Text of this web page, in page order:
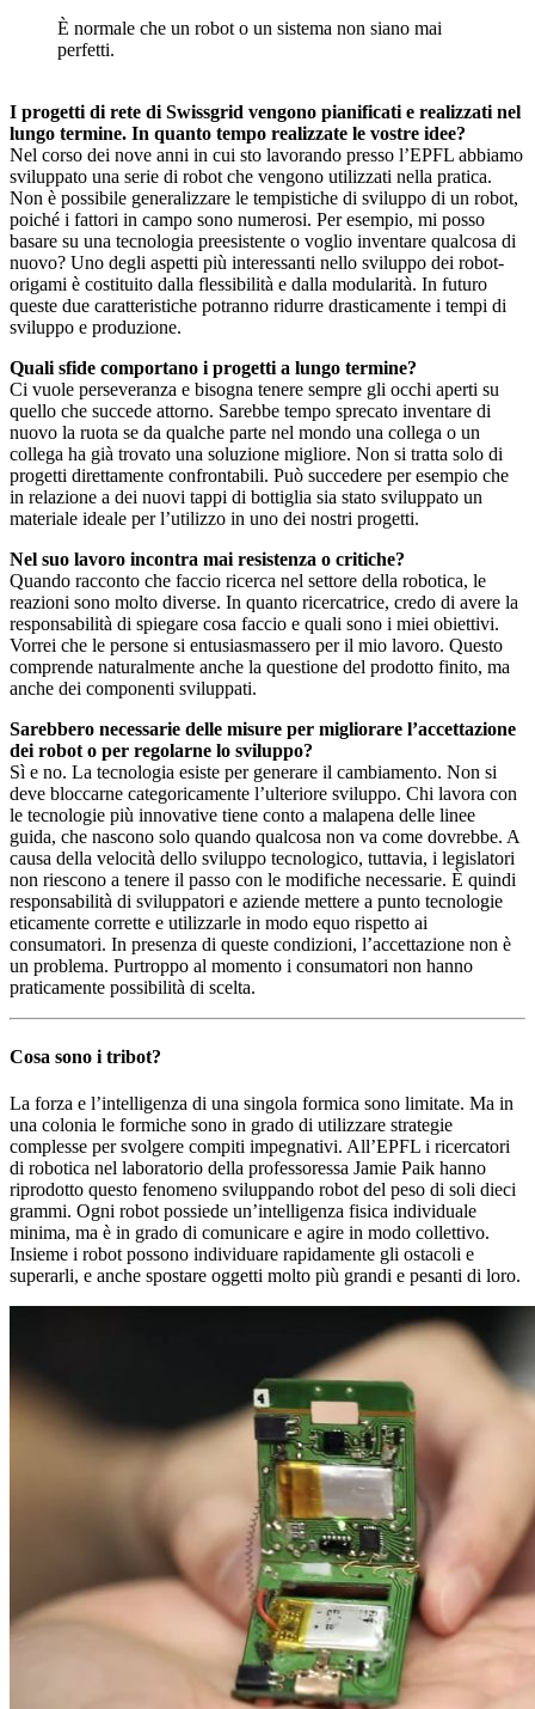
È normale che un robot o un sistema non siano mai
perfetti.
I progetti di rete di Swissgrid vengono pianificati e realizzati nel
lungo termine. In quanto tempo realizzate le vostre idee?
Nel corso dei nove anni in cui sto lavorando presso l’EPFL abbiamo
sviluppato una serie di robot che vengono utilizzati nella pratica.
Non è possibile generalizzare le tempistiche di sviluppo di un robot,
poiché i fattori in campo sono numerosi. Per esempio, mi posso
basare su una tecnologia preesistente o voglio inventare qualcosa di
nuovo? Uno degli aspetti più interessanti nello sviluppo dei robot-
origami è costituito dalla flessibilità e dalla modularità. In futuro
queste due caratteristiche potranno ridurre drasticamente i tempi di
sviluppo e produzione.
Quali sfide comportano i progetti a lungo termine?
Ci vuole perseveranza e bisogna tenere sempre gli occhi aperti su
quello che succede attorno. Sarebbe tempo sprecato inventare di
nuovo la ruota se da qualche parte nel mondo una collega o un
collega ha già trovato una soluzione migliore. Non si tratta solo di
progetti direttamente confrontabili. Può succedere per esempio che
in relazione a dei nuovi tappi di bottiglia sia stato sviluppato un
materiale ideale per l’utilizzo in uno dei nostri progetti.
Nel suo lavoro incontra mai resistenza o critiche?
Quando racconto che faccio ricerca nel settore della robotica, le
reazioni sono molto diverse. In quanto ricercatrice, credo di avere la
responsabilità di spiegare cosa faccio e quali sono i miei obiettivi.
Vorrei che le persone si entusiasmassero per il mio lavoro. Questo
comprende naturalmente anche la questione del prodotto finito, ma
anche dei componenti sviluppati.
Sarebbero necessarie delle misure per migliorare l’accettazione
dei robot o per regolarne lo sviluppo?
Sì e no. La tecnologia esiste per generare il cambiamento. Non si
deve bloccarne categoricamente l’ulteriore sviluppo. Chi lavora con
le tecnologie più innovative tiene conto a malapena delle linee
guida, che nascono solo quando qualcosa non va come dovrebbe. A
causa della velocità dello sviluppo tecnologico, tuttavia, i legislatori
non riescono a tenere il passo con le modifiche necessarie. È quindi
responsabilità di sviluppatori e aziende mettere a punto tecnologie
eticamente corrette e utilizzarle in modo equo rispetto ai
consumatori. In presenza di queste condizioni, l’accettazione non è
un problema. Purtroppo al momento i consumatori non hanno
praticamente possibilità di scelta.
Cosa sono i tribot?
La forza e l’intelligenza di una singola formica sono limitate. Ma in
una colonia le formiche sono in grado di utilizzare strategie
complesse per svolgere compiti impegnativi. All’EPFL i ricercatori
di robotica nel laboratorio della professoressa Jamie Paik hanno
riprodotto questo fenomeno sviluppando robot del peso di soli dieci
grammi. Ogni robot possiede un’intelligenza fisica individuale
minima, ma è in grado di comunicare e agire in modo collettivo.
Insieme i robot possono individuare rapidamente gli ostacoli e
superarli, e anche spostare oggetti molto più grandi e pesanti di loro.